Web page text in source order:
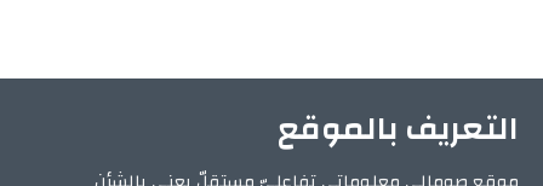
التعريف بالموقع